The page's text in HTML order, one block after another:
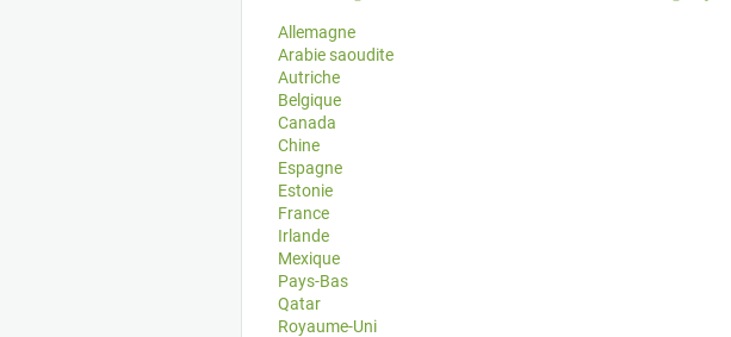
Allemagne
Arabie saoudite
Autriche
Belgique
Canada
Chine
Espagne
Estonie
France
Irlande
Mexique
Pays-Bas
Qatar
Royaume-Uni